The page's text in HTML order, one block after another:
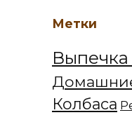
Метки
Выпечка
Колбаса